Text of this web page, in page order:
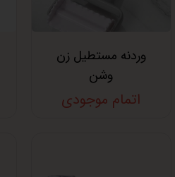
وردنه مستطیل زن
وشن
اتمام موجودی